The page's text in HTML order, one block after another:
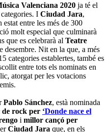
Valenciana 2020 ja té el
I Ciudad Jara,
estat entre les més de 300
molt especial que culminarà
que es celebrarà al Teatre
desembre. Nit en la que, a més
categories establertes, també es
entre tots els nominats en
atorgat per les votacions
Pablo Sánchez, està nominada
rock per ‘Donde nace el
i millor cançó per
Ciudad Jara que, en els